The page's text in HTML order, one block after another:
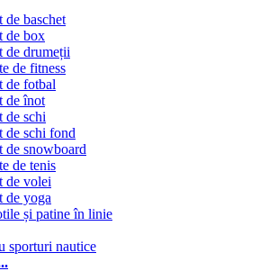
de baschet
de box
de drumeții
de fitness
de fotbal
de înot
de schi
de schi fond
de snowboard
de tenis
de volei
de yoga
și patine în linie
sporturi nautice